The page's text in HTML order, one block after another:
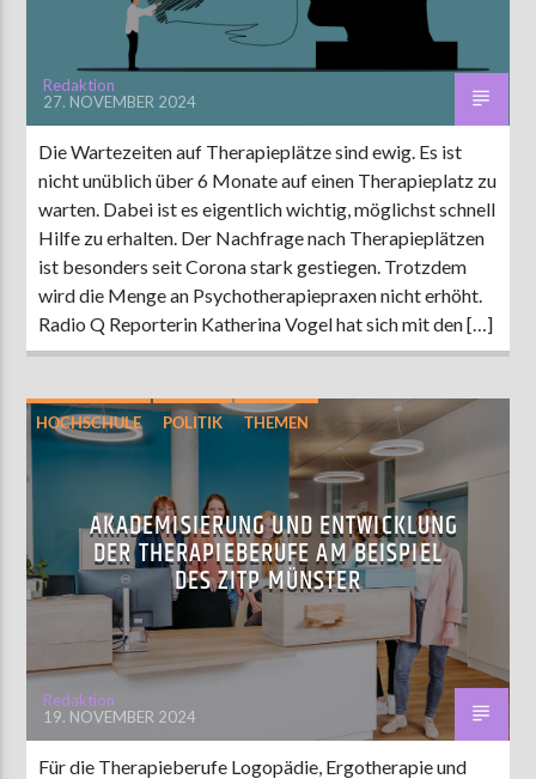
Redaktion
27. NOVEMBER 2024
Die Wartezeiten auf Therapieplätze sind ewig. Es ist
nicht unüblich über 6 Monate auf einen Therapieplatz zu
warten. Dabei ist es eigentlich wichtig, möglichst schnell
Hilfe zu erhalten. Der Nachfrage nach Therapieplätzen
ist besonders seit Corona stark gestiegen. Trotzdem
wird die Menge an Psychotherapiepraxen nicht erhöht.
Radio Q Reporterin Katherina Vogel hat sich mit den […]
HOCHSCHULE POLITIK THEMEN
AKADEMISIERUNG UND ENTWICKLUNG
DER THERAPIEBERUFE AM BEISPIEL
DES ZITP MÜNSTER
Redaktion
19. NOVEMBER 2024
Für die Therapieberufe Logopädie, Ergotherapie und